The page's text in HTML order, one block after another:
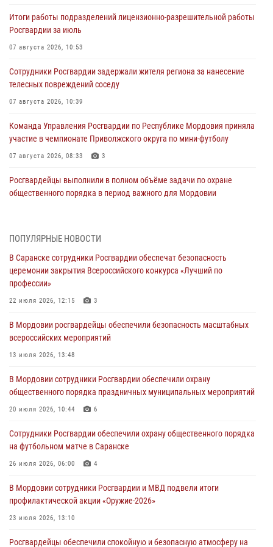
Итоги работы подразделений лицензионно-разрешительной работы
Росгвардии за июль
07 августа 2026, 10:53
Сотрудники Росгвардии задержали жителя региона за нанесение
телесных повреждений соседу
07 августа 2026, 10:39
Команда Управления Росгвардии по Республике Мордовия приняла
участие в чемпионате Приволжского округа по мини-футболу
07 августа 2026, 08:33 3
Росгвардейцы выполнили в полном объёме задачи по охране
общественного порядка в период важного для Мордовии
участие в празднествах, посвящённых 25-летию канонизации
Фёдора Ушакова
06 августа 2026, 08:14
повредившего имущество в кафе
06 августа 2026, 07:03
незамедлительно
05 августа 2026, 15:04
подозреваемого в причинении телесных повреждений супруге
05 августа 2026, 12:34
ПОПУЛЯРНЫЕ НОВОСТИ
В Саранске сотрудники Росгвардии обеспечат безопасность
церемонии закрытия Всероссийского конкурса «Лучший по
профессии»
22 июля 2026, 12:15 3
В Мордовии росгвардейцы обеспечили безопасность масштабных
всероссийских мероприятий
13 июля 2026, 13:48
В Мордовии сотрудники Росгвардии обеспечили охрану
общественного порядка праздничных муниципальных мероприятий
20 июля 2026, 10:44 6
Сотрудники Росгвардии обеспечили охрану общественного порядка
на футбольном матче в Саранске
26 июля 2026, 06:00 4
В Мордовии сотрудники Росгвардии и МВД подвели итоги
профилактической акции «Оружие‑2026»
23 июля 2026, 13:10
Росгвардейцы обеспечили спокойную и безопасную атмосферу на